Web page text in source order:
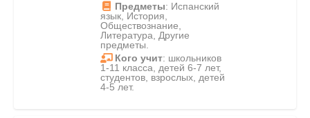
Предметы: Испанский
язык, История,
Обществознание,
Литература, Другие
предметы.
Кого учит: школьников
1-11 класса, детей 6-7 лет,
студентов, взрослых, детей
4-5 лет.